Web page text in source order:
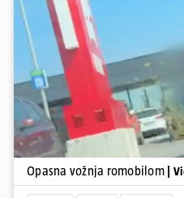
Opasna vožnja romobilom |